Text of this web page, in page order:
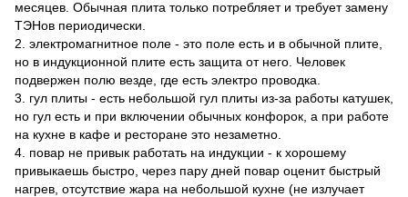
месяцев. Обычная плита только потребляет и требует замену
ТЭНов периодически.
2. электромагнитное поле - это поле есть и в обычной плите,
но в индукционной плите есть защита от него. Человек
подвержен полю везде, где есть электро проводка.
3. гул плиты - есть небольшой гул плиты из-за работы катушек,
но гул есть и при включении обычных конфорок, а при работе
на кухне в кафе и ресторане это незаметно.
4. повар не привык работать на индукции - к хорошему
привыкаешь быстро, через пару дней повар оценит быстрый
нагрев, отсутствие жара на небольшой кухне (не излучает